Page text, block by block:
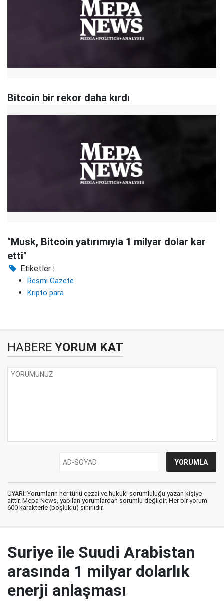
Bitcoin bir rekor daha kırdı
"Musk, Bitcoin yatırımıyla 1 milyar dolar kar
etti"
Etiketler :
Resmi Gazete
Kripto para
HABERE YORUM KAT
UYARI: Yorumların her türlü cezai ve hukuki sorumluluğu yazan kişiye
aittir. Mepa News, yapılan yorumlardan sorumlu değildir. Her bir yorum
600 karakterle (boşluklu) sınırlıdır.
Suriye ile Suudi Arabistan
arasında 1 milyar dolarlık
enerji anlaşması